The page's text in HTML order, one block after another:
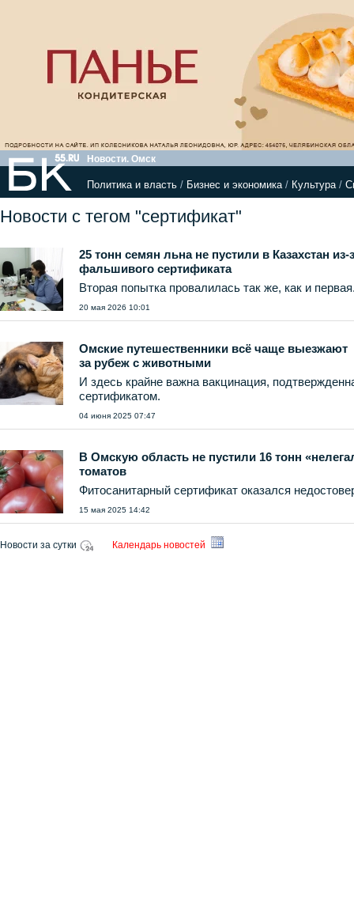
Новости. Омск
Политика и власть / Бизнес и экономика/ Культура/
Новости с тегом "сертификат"
25 тонн семян льна не пустили в Казахстан из-
фальшивого сертификата
Вторая попытка провалилась так же, как и
20 мая 2026 10:01
Омские путешественники всё чаще выезжают
за рубеж с животными
И здесь крайне важна вакцинация,
сертификатом.
04 июня 2025 07:47
В Омскую область не пустили 16 тонн
томатов
Фитосанитарный сертификат оказался
15 мая 2025 14:42
Новости за сутки Календарь новостей